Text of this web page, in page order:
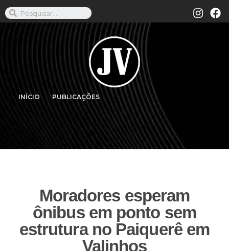
INÍCIO PUBLICAÇÕES
Moradores esperam
ônibus em ponto sem
estrutura no Paiquerê em
Valinhos